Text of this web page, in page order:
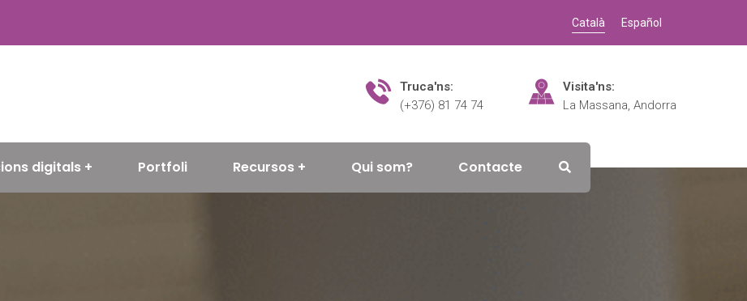
Català Español
Truca'ns:
(+376) 81 74 74
Visita'ns:
La Massana, Andorra
digitals Portfoli Recursos Qui som? Contacte